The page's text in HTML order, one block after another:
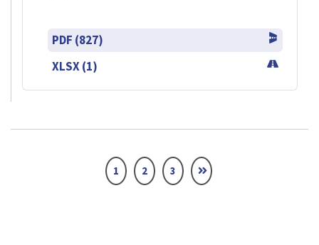
PDF (827)
XLSX (1)
1 2 3